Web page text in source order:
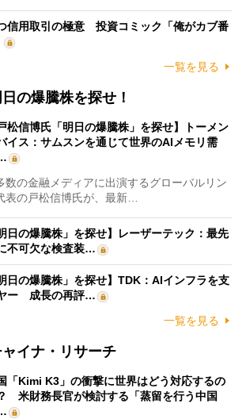
信用取引の極意 投資コミック「俺がカブ番
一覧を見る
の爆騰株を探せ！
戸松信博氏「明日の爆騰株」を探せ】トーメン
イス：サムスンを通じて世界のAIメモリ需
の金融メディアに出演するグローバルリン
表の戸松信博氏が、最新…
日の爆騰株」を探せ】レーザーテック：最先
不可欠な検査装…
日の爆騰株」を探せ】TDK：AIインフラを支
ー 成長の再評…
一覧を見る
イナ・リサーチ
「Kimi K3」の衝撃に世界はどう対応するの
米財務長官が検討する「蒸留を行う中国